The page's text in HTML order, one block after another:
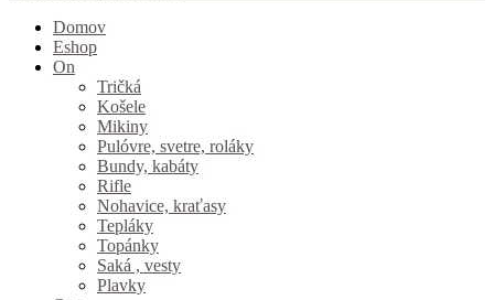
Domov
Eshop
On
Tričká
Košele
Mikiny
Pulóvre, svetre, roláky
Bundy, kabáty
Rifle
Nohavice, kraťasy
Tepláky
Topánky
Saká , vesty
Plavky